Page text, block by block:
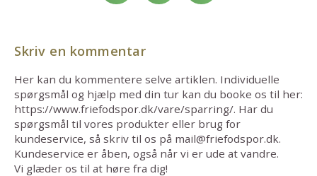
Skriv en kommentar
Her kan du kommentere selve artiklen. Individuelle
spørgsmål og hjælp med din tur kan du booke os til her:
https://www.friefodspor.dk/vare/sparring/. Har du
spørgsmål til vores produkter eller brug for
kundeservice, så skriv til os på mail@friefodspor.dk.
Kundeservice er åben, også når vi er ude at vandre.
Vi glæder os til at høre fra dig!